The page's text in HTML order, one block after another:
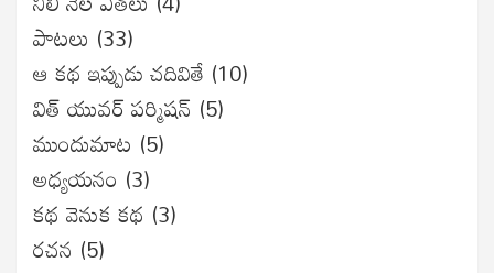
పాటలు (33)
ఆ కథ ఇప్పుడు చదివితే (10)
విత్ యువర్ పర్మిషన్ (5)
ముందుమాట (5)
అధ్యయనం (3)
కథ వెనుక కథ (3)
రచన (5)